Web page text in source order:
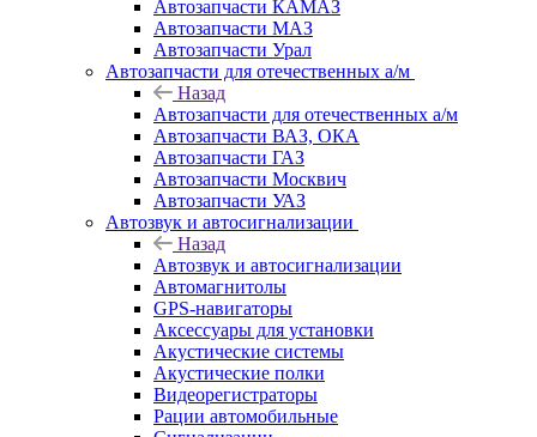
Автозапчасти КАМАЗ
Автозапчасти МАЗ
Автозапчасти Урал
Автозапчасти для отечественных а/м
Назад
Автозапчасти для отечественных а/м
Автозапчасти ВАЗ, ОКА
Автозапчасти ГАЗ
Автозапчасти Москвич
Автозапчасти УАЗ
Автозвук и автосигнализации
Назад
Автозвук и автосигнализации
Автомагнитолы
GPS-навигаторы
Аксессуары для установки
Акустические системы
Акустические полки
Видеорегистраторы
Рации автомобильные